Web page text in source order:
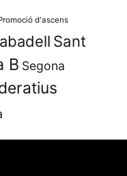
d'ascens
Sant
B Segona